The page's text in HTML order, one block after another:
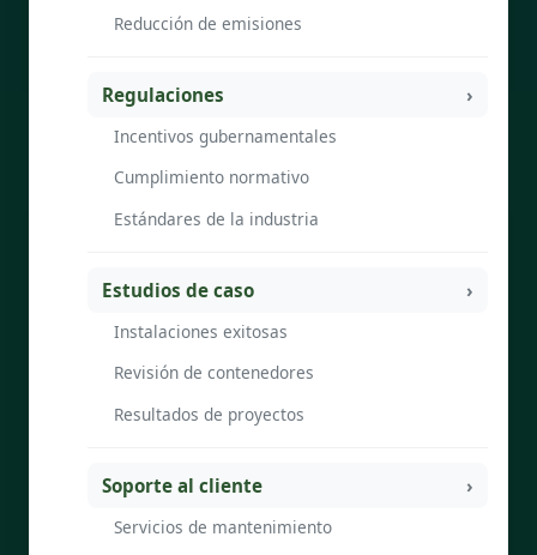
Reducción de emisiones
Regulaciones
Incentivos gubernamentales
Cumplimiento normativo
Estándares de la industria
Estudios de caso
Instalaciones exitosas
Revisión de contenedores
Resultados de proyectos
Soporte al cliente
Servicios de mantenimiento